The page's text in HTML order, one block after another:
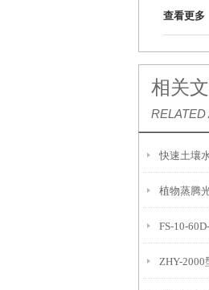
查看更多
相关
快速土壤
便携式检
植物蒸腾
态的实时
FS-10-
IP54级表
ZHY-